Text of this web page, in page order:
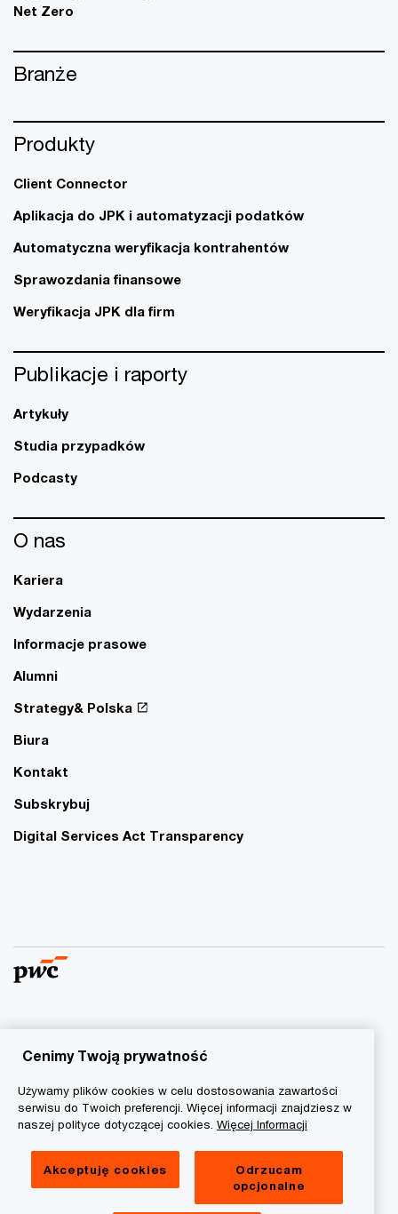
Net Zero
Branże
Produkty
Client Connector
Aplikacja do JPK i automatyzacji podatków
Automatyczna weryfikacja kontrahentów
Sprawozdania finansowe
Weryfikacja JPK dla firm
Publikacje i raporty
Artykuły
Studia przypadków
Podcasty
O nas
Kariera
Wydarzenia
Informacje prasowe
Alumni
Strategy& Polska
Biura
Kontakt
Subskrybuj
Digital Services Act Transparency
© 2015 - 2026 PwC. Wszelkie prawa zastrzeżone. Nazwa
PwC odnosi się do firm wchodzących w skład sieci PwC, z
informacji na stroniewww.pwc.com/structure.
Informacja o ciasteczkach
Informacja prawna
Cenimy Twoją prywatność
Używamy plików cookies w celu dostosowania zawartości
serwisu do Twoich preferencji. Więcej informacji znajdziesz w
naszej polityce dotyczącej cookies. Więcej Informacji
Akceptuję cookies
Odrzucam
opcjonalne